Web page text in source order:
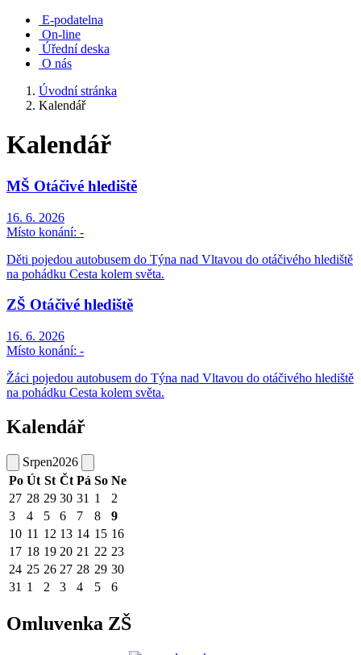
E-podatelna
On-line
Úřední deska
O nás
Úvodní stránka
Kalendář
Kalendář
MŠ Otáčivé hlediště
16. 6. 2026
Místo konání: -
Děti pojedou autobusem do Týna nad Vltavou do otáčivého hlediště
na pohádku Cesta kolem světa.
ZŠ Otáčivé hlediště
16. 6. 2026
Místo konání: -
Žáci pojedou autobusem do Týna nad Vltavou do otáčivého hlediště
na pohádku Cesta kolem světa.
Kalendář
Srpen2026
Po Út St Čt Pá So Ne
27 28 29 30 31 1
2
3
4 5 6 7 8
9
10 11 12 13 14 15 16
17 18 19 20 21 22 23
24 25 26 27 28 29 30
31 1 2 3 4 5 6
Omluvenka ZŠ